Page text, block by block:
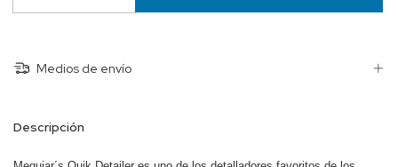
Medios de envío
Descripción